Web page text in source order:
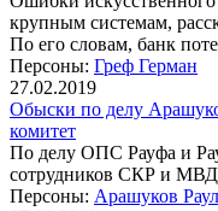
крупным системам,
По его словам, банк
Персоны: Греф Герман
27.02.2019
Обыски по делу
комитет
По делу ОПС Рауфа и
сотрудников СКР и
Персоны: Арашуков